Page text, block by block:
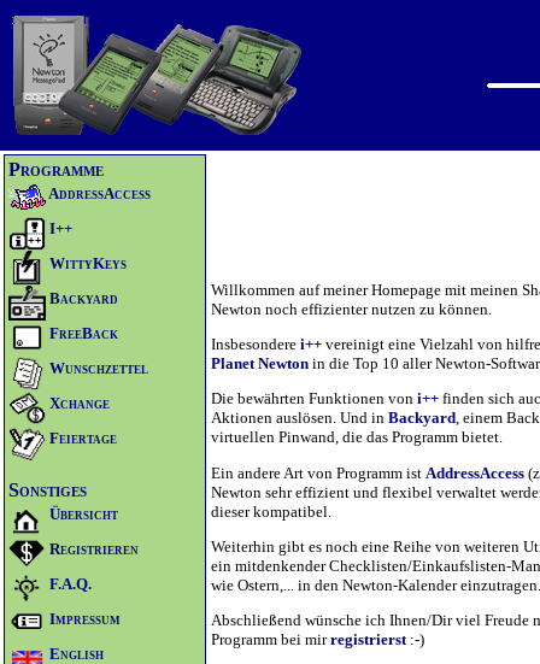
Programme
AddressAccess
I++
WittyKeys
Backyard
FreeBack
Wunschzettel
Xchange
Feiertage
Sonstiges
Übersicht
Registrieren
F.A.Q.
Impressum
English
Willkommen auf meiner Homepage mit meinen
Newton noch effizienter nutzen zu können.
Insbesondere i++ vereinigt eine Vielzahl von
Planet Newton in die Top 10 aller Newton-
Die bewährten Funktionen von i++ finden sich
Aktionen auslösen. Und in Backyard, einem
virtuellen Pinwand, die das Programm bietet.
Ein andere Art von Programm ist AddressAccess
Newton sehr effizient und flexibel verwaltet
dieser kompatibel.
Weiterhin gibt es noch eine Reihe von weiteren
ein mitdenkender Checklisten/Einkaufslisten-
wie Ostern,... in den Newton-Kalender einzutragen.
Abschließend wünsche ich Ihnen/Dir viel Freude
Programm bei mirregistrierst:-)